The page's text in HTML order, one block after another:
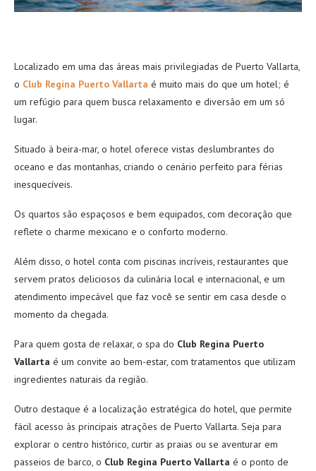
Localizado em uma das áreas mais privilegiadas de Puerto Vallarta,
o Club Regina Puerto Vallarta é muito mais do que um hotel; é
um refúgio para quem busca relaxamento e diversão em um só
lugar.
Situado à beira-mar, o hotel oferece vistas deslumbrantes do
oceano e das montanhas, criando o cenário perfeito para férias
inesquecíveis.
Os quartos são espaçosos e bem equipados, com decoração que
reflete o charme mexicano e o conforto moderno.
Além disso, o hotel conta com piscinas incríveis, restaurantes que
servem pratos deliciosos da culinária local e internacional, e um
atendimento impecável que faz você se sentir em casa desde o
momento da chegada.
Para quem gosta de relaxar, o spa do Club Regina Puerto
Vallarta é um convite ao bem-estar, com tratamentos que utilizam
ingredientes naturais da região.
Outro destaque é a localização estratégica do hotel, que permite
fácil acesso às principais atrações de Puerto Vallarta. Seja para
explorar o centro histórico, curtir as praias ou se aventurar em
passeios de barco, o Club Regina Puerto Vallarta é o ponto de